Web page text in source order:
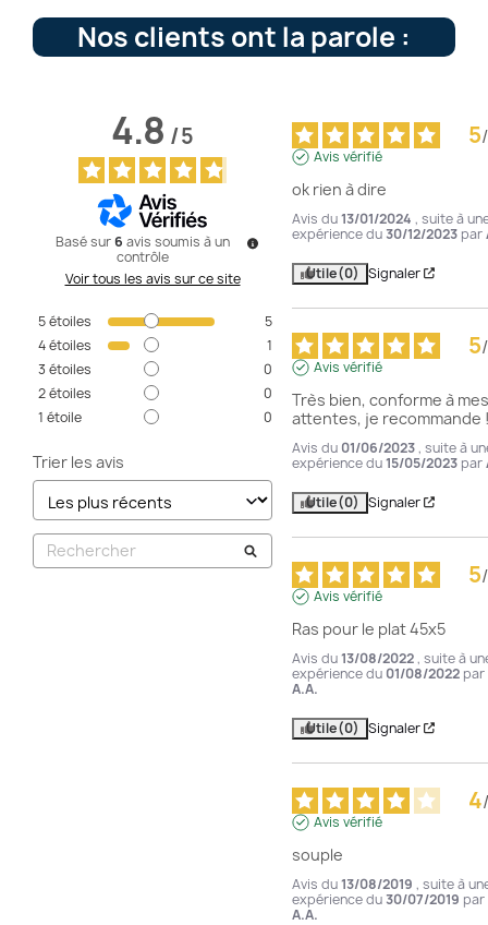
Nos clients ont la parole :
4.8/5
Basé sur6 avis soumis à un
contrôle
Voir tous les avis sur ce site
5étoiles
5
4étoiles
1
3 étoiles
0
2étoiles
0
1 étoile 0
Trier les avis
5/
Avis vérifié
ok rien à dire
Avis du13/01/2024 , suite à
expérience du 30/12/2023 par
Utile(0) Signaler
5/
Avis vérifié
Très bien, conforme à mes
attentes, je recommande
Avis du 01/06/2023, suite à
expérience du15/05/2023 par
Utile(0) Signaler
5/
Avis vérifié
Ras pour le plat 45x5
Avis du13/08/2022, suite à
expérience du 01/08/2022 par
A.A.
Utile(0) Signaler
4/
Avis vérifié
souple
Avis du13/08/2019 , suite à
expérience du 30/07/2019 par
A.A.